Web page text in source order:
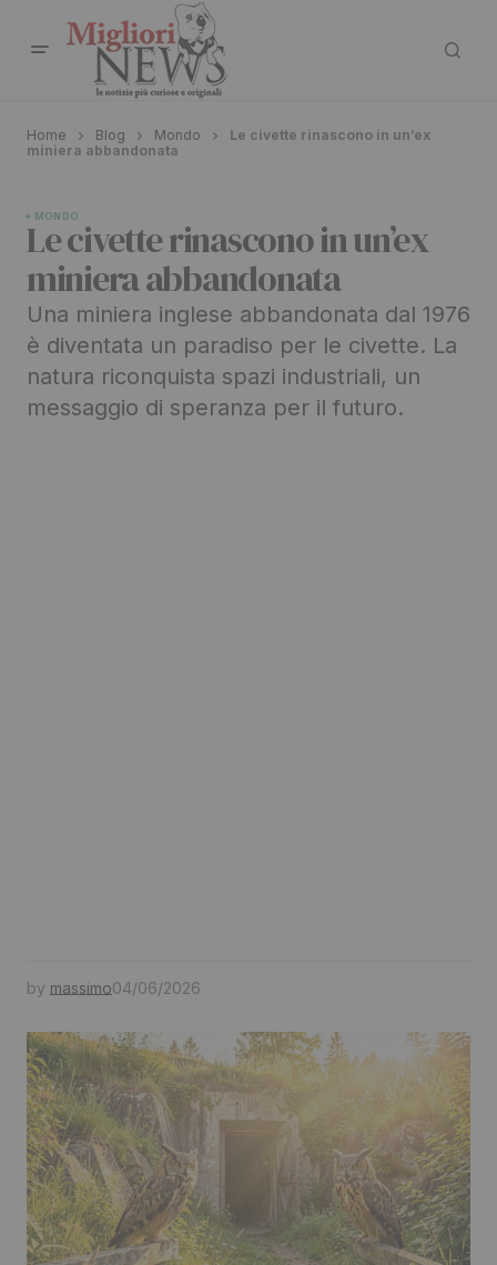
Home Blog Mondo
Le civette rinascono in un’ex
miniera abbandonata
MONDO
Le civette rinascono in un’ex
miniera abbandonata
Una miniera inglese abbandonata dal 1976
è diventata un paradiso per le civette. La
natura riconquista spazi industriali, un
messaggio di speranza per il futuro.
by massimo04/06/2026